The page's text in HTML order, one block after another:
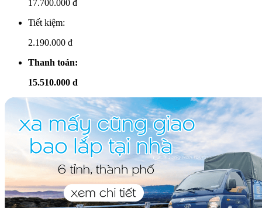
17.700.000 đ
Tiết kiệm:
2.190.000 đ
Thanh toán:
15.510.000 đ